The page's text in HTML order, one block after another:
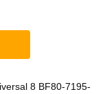
8 BF80-7195-